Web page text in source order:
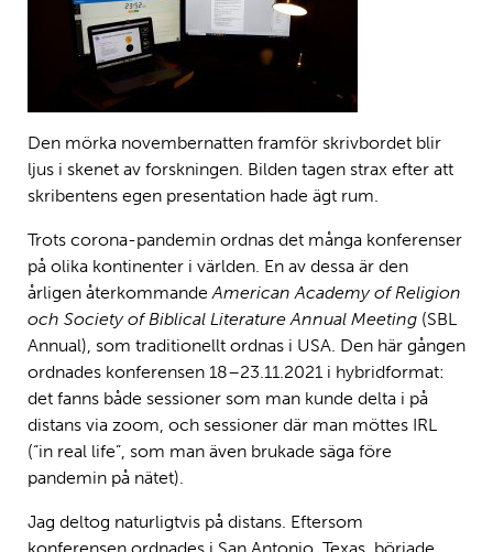
Den mörka novembernatten framför skrivbordet blir
ljus i skenet av forskningen. Bilden tagen strax efter att
skribentens egen presentation hade ägt rum.
Trots corona-pandemin ordnas det många konferenser
på olika kontinenter i världen. En av dessa är den
årligen återkommandeAmerican Academy of Religion
och Society of Biblical Literature Annual Meeting (SBL
Annual), som traditionellt ordnas i USA. Den här gången
ordnades konferensen 18–23.11.2021 i hybridformat:
det fanns både sessioner som man kunde delta i på
distans via zoom, och sessioner där man möttes IRL
(“in real life”, som man även brukade säga före
pandemin på nätet).
Jag deltog naturligtvis på distans. Eftersom